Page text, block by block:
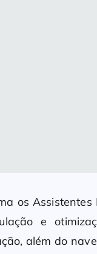
os Assistentes
e
além do